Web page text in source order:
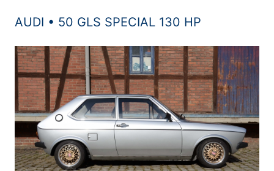
AUDI • 50 GLS SPECIAL 130 HP